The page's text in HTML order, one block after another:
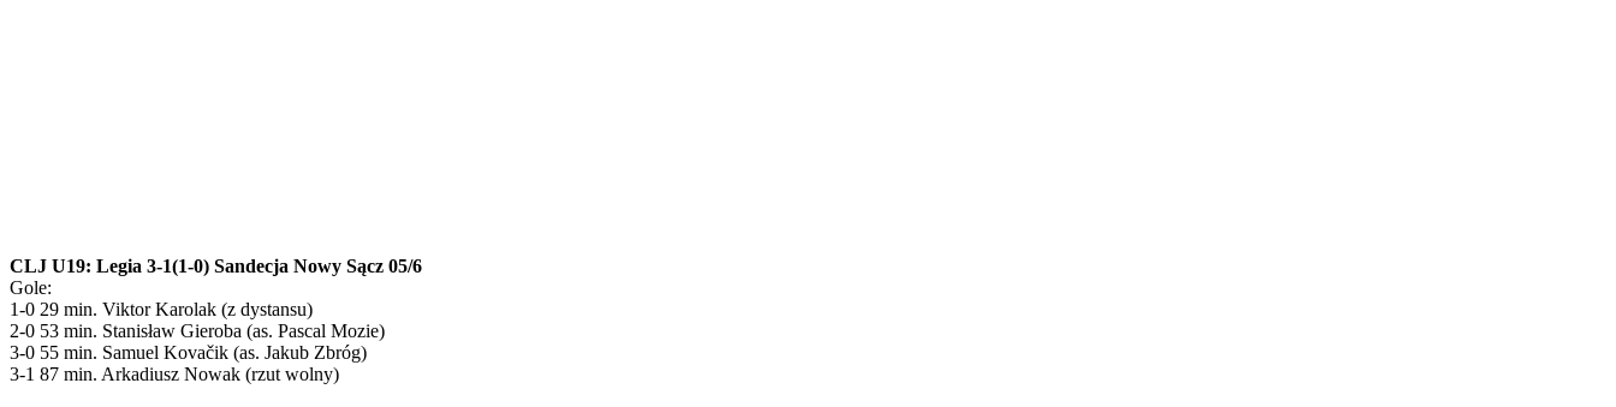
CLJ U19: Legia 3-1(1-0) Sandecja Nowy Sącz 05/6
Gole:
1-0 29 min. Viktor Karolak (z dystansu)
2-0 53 min. Stanisław Gieroba (as. Pascal Mozie)
3-0 55 min. Samuel Kovačik (as. Jakub Zbróg)
3-1 87 min. Arkadiusz Nowak (rzut wolny)